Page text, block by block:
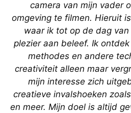
camera van mijn vader
omgeving te filmen. Hieruit
waar ik tot op de dag
plezier aan beleef. Ik
methodes en andere
creativiteit alleen maar
mijn interesse zich
creatieve invalshoeken
en meer. Mijn doel is altijd